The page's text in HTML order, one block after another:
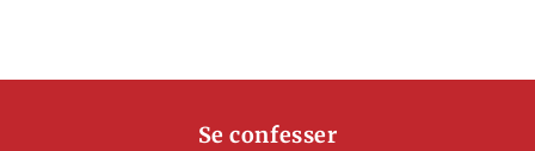
Se confesser